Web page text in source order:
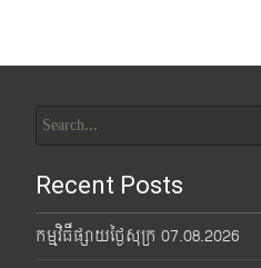
for:
Recent Posts
កម្មវិធីផ្សាយថ្ងៃសុក្រ 07.08.2026